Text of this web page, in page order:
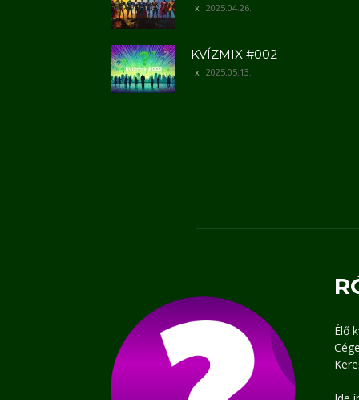
2025.04.26.
KVÍZMIX #002
2025.05.13.
Élő